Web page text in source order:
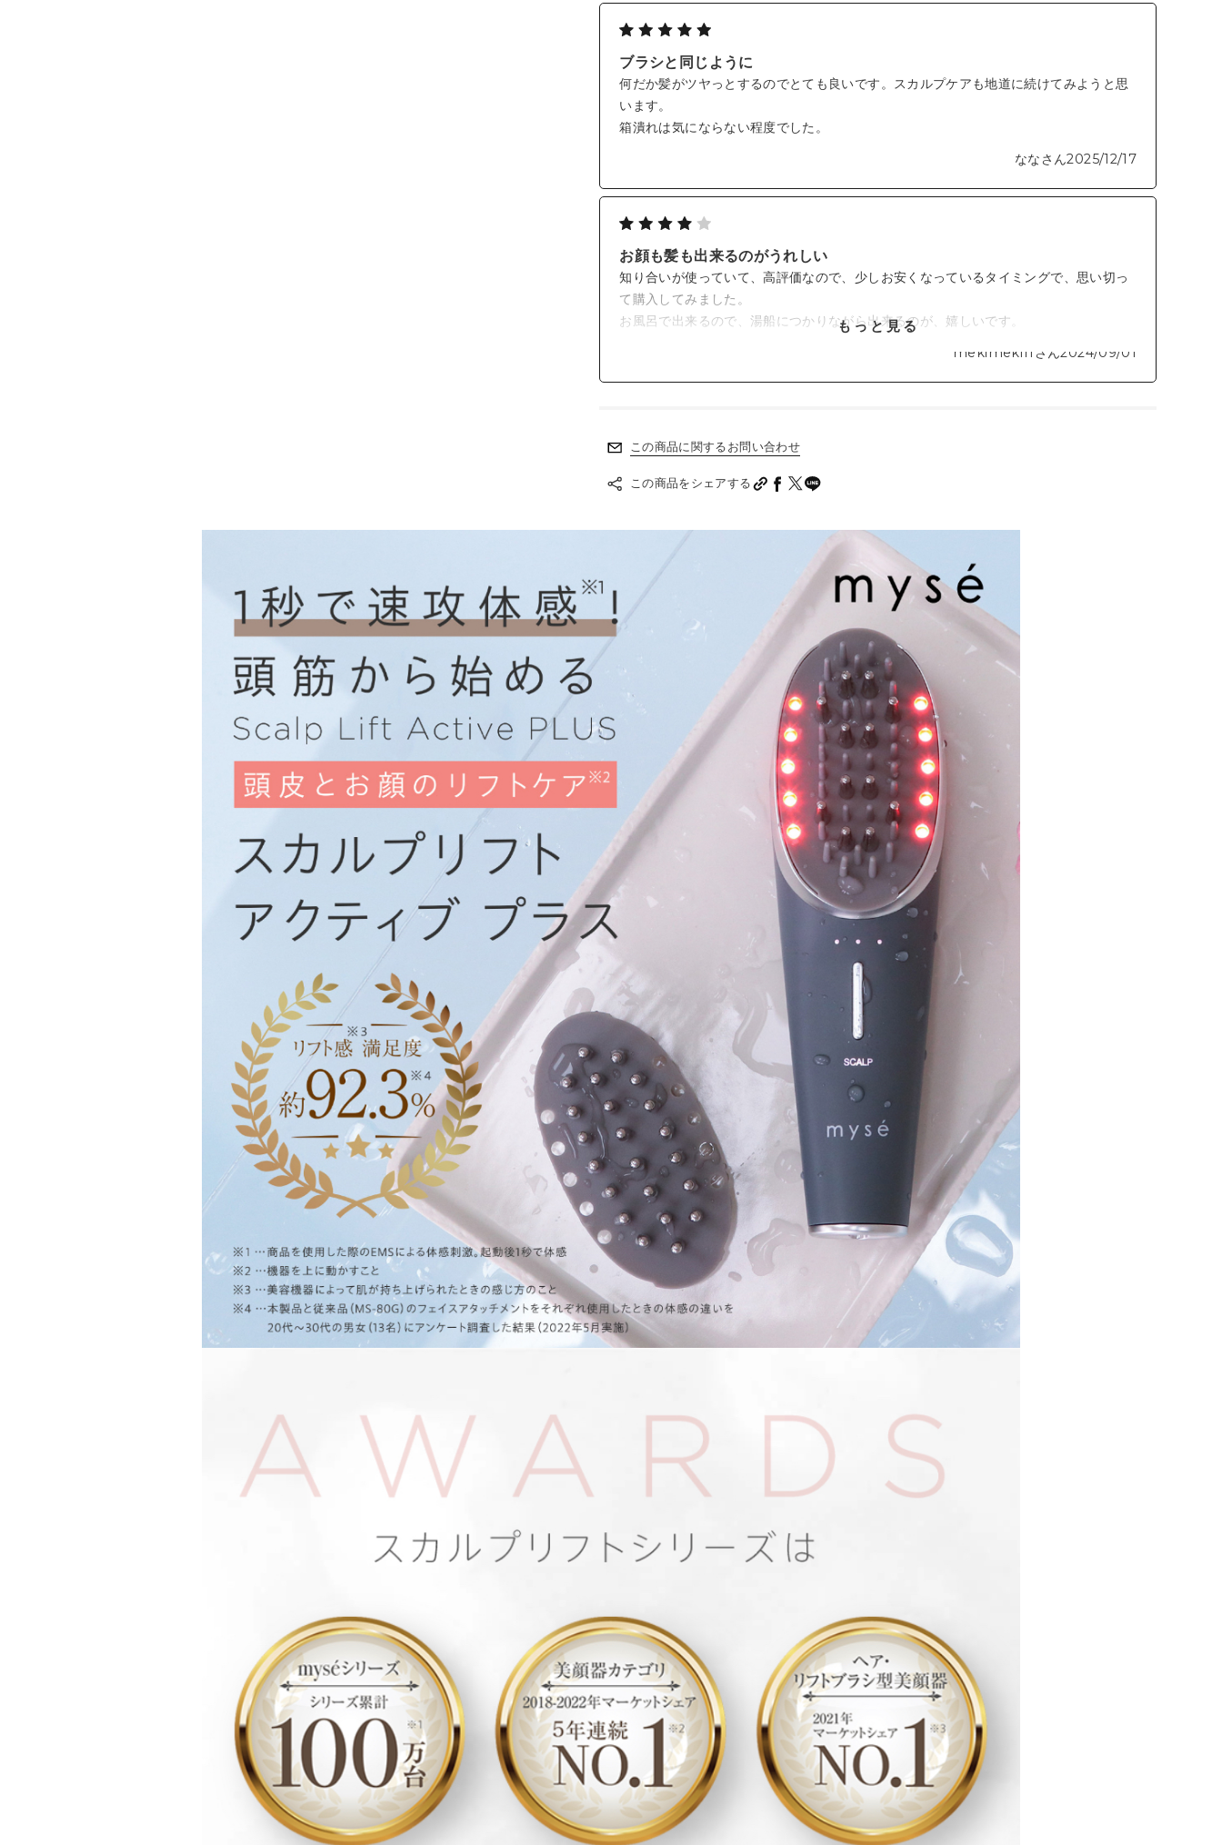
ブラシと同じように
何だか髪がツヤっとするのでとても良いです。スカルプケアも地道に続けてみようと思
います。
箱潰れは気にならない程度でした。
ななさん2025/12/17
お顔も髪も出来るのがうれしい
知り合いが使っていて、高評価なので、少しお安くなっているタイミングで、思い切っ
て購入してみました。
お風呂で出来るので、湯船につかりながら出来るのが、嬉しいです。
もっと見る
mekimeki11さん2024/09/01
この商品に関するお問い合わせ
この商品をシェアする